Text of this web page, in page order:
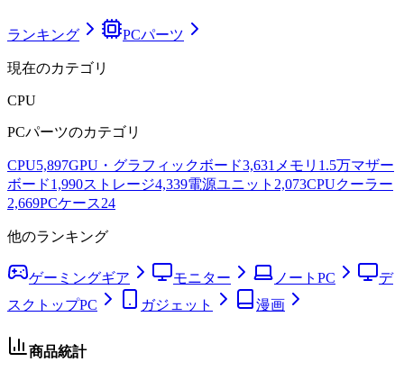
ランキング PCパーツ
現在のカテゴリ
CPU
PCパーツのカテゴリ
CPU5,897GPU・グラフィックボード3,631メモリ 1.5万マザー
ボード1,990ストレージ4,339電源ユニット 2,073CPUクーラー
2,669PCケース24
他のランキング
ゲーミングギア モニター ノートPC
デ
スクトップPC
ガジェット 漫画
商品統計